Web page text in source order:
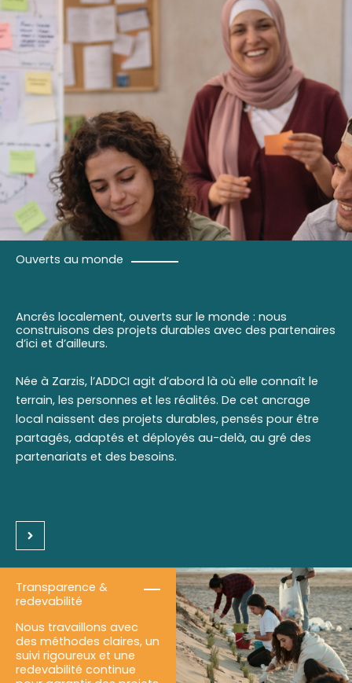
Ouverts au monde
Ancrés localement, ouverts sur le monde : nous
construisons des projets durables avec des partenaires
d’ici et d’ailleurs.
Née à Zarzis, l’ADDCI agit d’abord là où elle connaît le
terrain, les personnes et les réalités. De cet ancrage
local naissent des projets durables, pensés pour être
partagés, adaptés et déployés au-delà, au gré des
partenariats et des besoins.
Transparence &
redevabilité
Nous travaillons avec
des méthodes claires, un
suivi rigoureux et une
redevabilité continue